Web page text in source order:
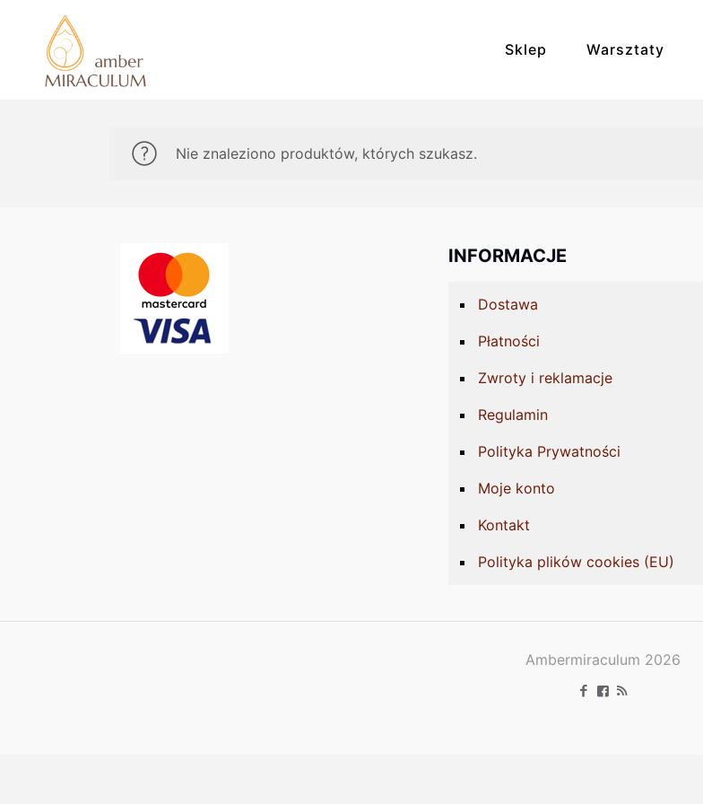
Sklep Warsztaty
Nie znaleziono produktów, których szukasz.
INFORMACJE
Dostawa
Płatności
Zwroty i reklamacje
Regulamin
Polityka Prywatności
Moje konto
Kontakt
Polityka plików cookies (EU)
Ambermiraculum 2026